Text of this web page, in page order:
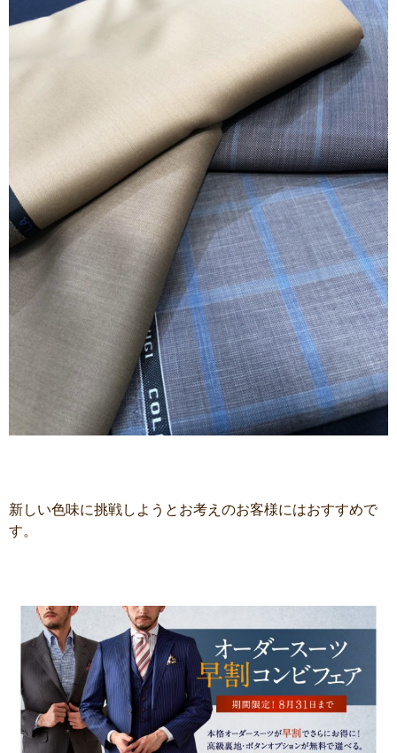
新しい色味に挑戦しようとお考えのお客様にはおすすめで
す。